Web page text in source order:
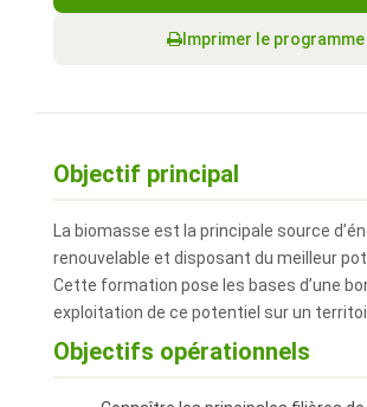
Imprimer le programme
Objectif principal
La biomasse est la principale source
renouvelable et disposant du meilleur
Cette formation pose les bases d’une
exploitation de ce potentiel sur un
Objectifs opérationnels